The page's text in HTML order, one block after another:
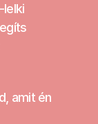
lelki
amit én